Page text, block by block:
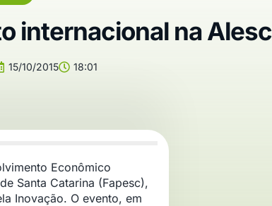
internacional na Alesc
15/10/2015 18:01
Econômico
Santa Catarina (Fapesc),
Inovação. O evento, em